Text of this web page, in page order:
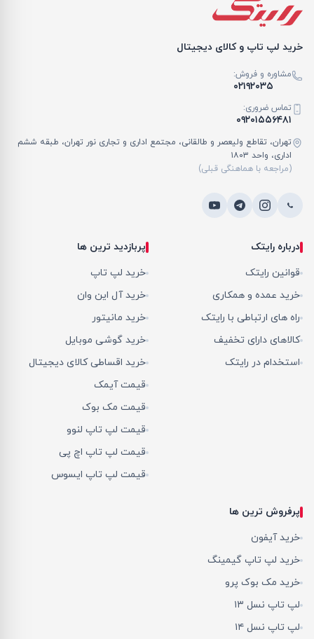
خرید لپ تاپ و کالای دیجیتال
مشاوره و فروش:
۰۲۱۹۲۰۳۵
تماس ضروری:
۰۹۲۰۱۵۵۶۴۸۱
تهران، تقاطع ولیعصر و طالقانی، مجتمع اداری و تجاری نور تهران، طبقه ششم
اداری، واحد ۱۸۰۳
(مراجعه با هماهنگی قبلی)
درباره رایتک
قوانین رایتک
خرید عمده و همکاری
راه های ارتباطی با رایتک
کالاهای دارای تخفیف
استخدام در رایتک
پربازدید ترین ها
خرید لپ تاپ
خرید آل این وان
خرید مانیتور
خرید گوشی موبایل
خرید اقساطی کالای دیجیتال
قیمت آیمک
قیمت مک بوک
قیمت لپ تاپ لنوو
قیمت لپ تاپ اچ پی
قیمت لپ تاپ ایسوس
پرفروش ترین ها
خرید آیفون
خرید لپ تاپ گیمینگ
خرید مک بوک پرو
لپ تاپ نسل ۱۳
لپ تاپ نسل ۱۴